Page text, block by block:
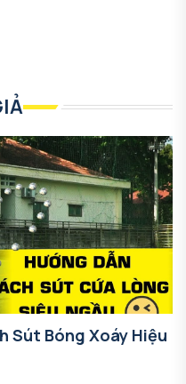
Sút Bóng Xoáy Hiệu